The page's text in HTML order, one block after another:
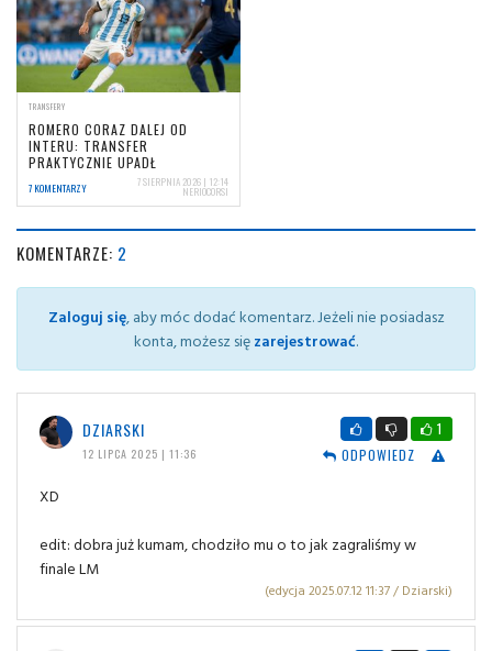
TRANSFERY
ROMERO CORAZ DALEJ OD
INTERU: TRANSFER
PRAKTYCZNIE UPADŁ
7 KOMENTARZY 7 SIERPNIA 2026 | 12:14
NERIOCORSI
KOMENTARZE: 2
Zaloguj się, aby móc dodać komentarz. Jeżeli nie posiadasz
konta, możesz sięzarejestrować.
DZIARSKI
12 LIPCA 2025 | 11:36
1
ODPOWIEDZ
XD
edit: dobra już kumam, chodziło mu o to jak zagraliśmy w
finale LM
(edycja 2025.07.12 11:37 / Dziarski)